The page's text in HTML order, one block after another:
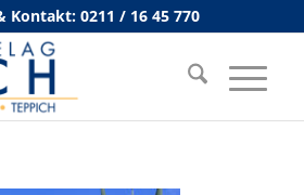
Kontakt: 0211 / 16 45 770